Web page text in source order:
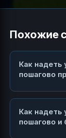
Похожие
Как надеть
пошагово
Как надеть
пошагово и